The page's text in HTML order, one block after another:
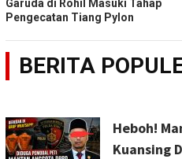
Garuda di Rohil Masuki Tahap
Pengecatan Tiang Pylon
BERITA
Heboh!
Kuansing